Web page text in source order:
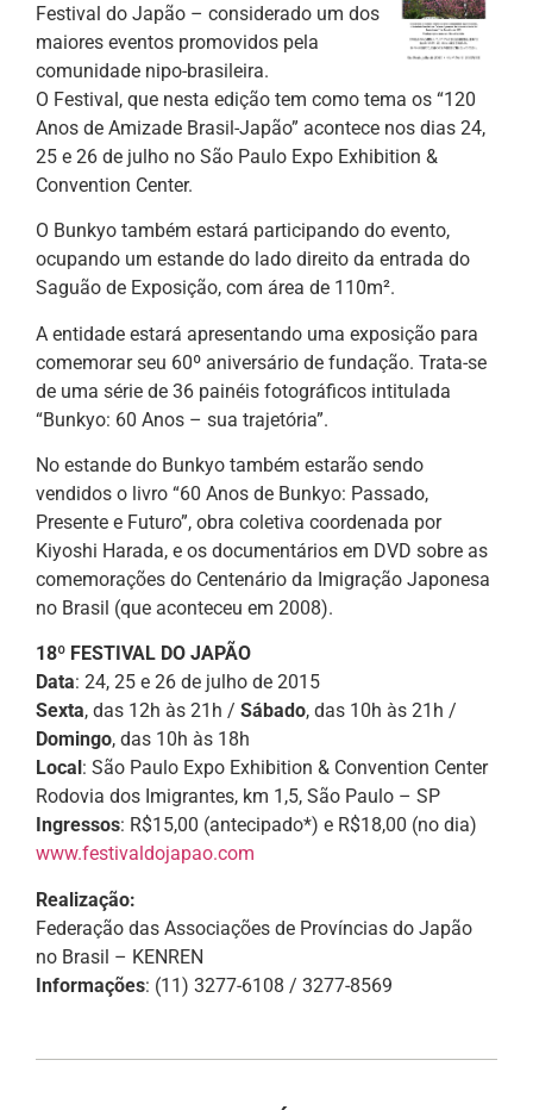
Festival do Japão – considerado um dos
maiores eventos promovidos pela
comunidade nipo-brasileira.
O Festival, que nesta edição tem como tema os “120
Anos de Amizade Brasil-Japão” acontece nos dias 24,
25 e 26 de julho no São Paulo Expo Exhibition &
Convention Center.
O Bunkyo também estará participando do evento,
ocupando um estande do lado direito da entrada do
Saguão de Exposição, com área de 110m².
A entidade estará apresentando uma exposição para
comemorar seu 60º aniversário de fundação. Trata-se
de uma série de 36 painéis fotográficos intitulada
“Bunkyo: 60 Anos – sua trajetória”.
No estande do Bunkyo também estarão sendo
vendidos o livro “60 Anos de Bunkyo: Passado,
Presente e Futuro”, obra coletiva coordenada por
Kiyoshi Harada, e os documentários em DVD sobre as
comemorações do Centenário da Imigração Japonesa
no Brasil (que aconteceu em 2008).
18º FESTIVAL DO JAPÃO
Data: 24, 25 e 26 de julho de 2015
Sexta, das 12h às 21h / Sábado, das 10h às 21h /
Domingo, das 10h às 18h
Local : São Paulo Expo Exhibition & Convention Center
Rodovia dos Imigrantes, km 1,5, São Paulo – SP
Ingressos: R$15,00 (antecipado*) e R$18,00 (no dia)
www.festivaldojapao.com
Realização:
Federação das Associações de Províncias do Japão
no Brasil – KENREN
Informações: (11) 3277-6108 / 3277-8569